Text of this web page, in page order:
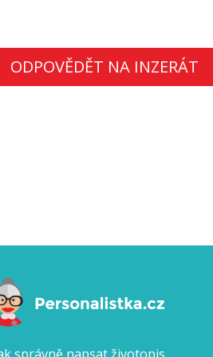
ODPOVĚDĚT NA INZERÁT